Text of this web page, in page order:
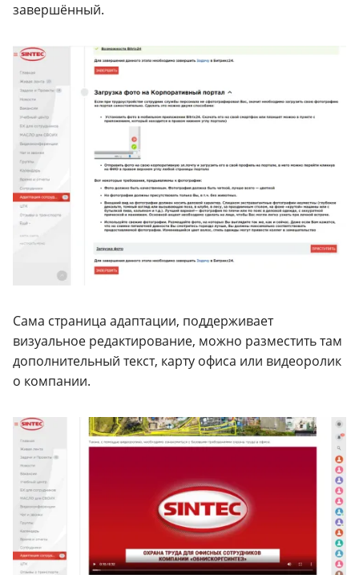
завершённый.
Сама страница адаптации, поддерживает
визуальное редактирование, можно разместить там
дополнительный текст, карту офиса или видеоролик
о компании.